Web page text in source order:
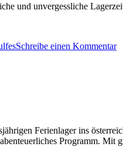
und unvergessliche
Schreibe einen Kommentar
Ferienlager ins
Programm.